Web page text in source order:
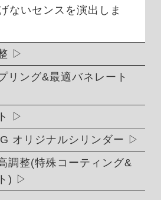
ないセンスを演出しま
リング&最適バネレート
オリジナルシリンダー
調整(特殊コーティング&
)